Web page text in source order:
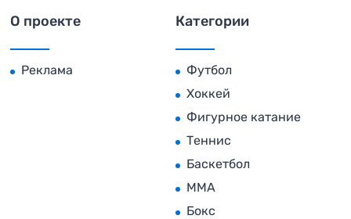
О проекте
Реклама
Категории
Футбол
Хоккей
Фигурное катание
Теннис
Баскетбол
MMA
Бокс